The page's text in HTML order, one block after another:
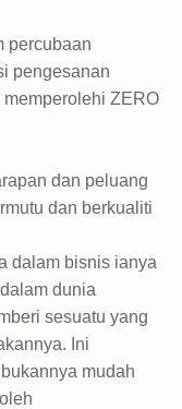
percubaan
pengesanan
ZERO
dan peluang
dan berkualiti
dalam bisnis ianya
dunia
sesuatu yang
Ini
mudah